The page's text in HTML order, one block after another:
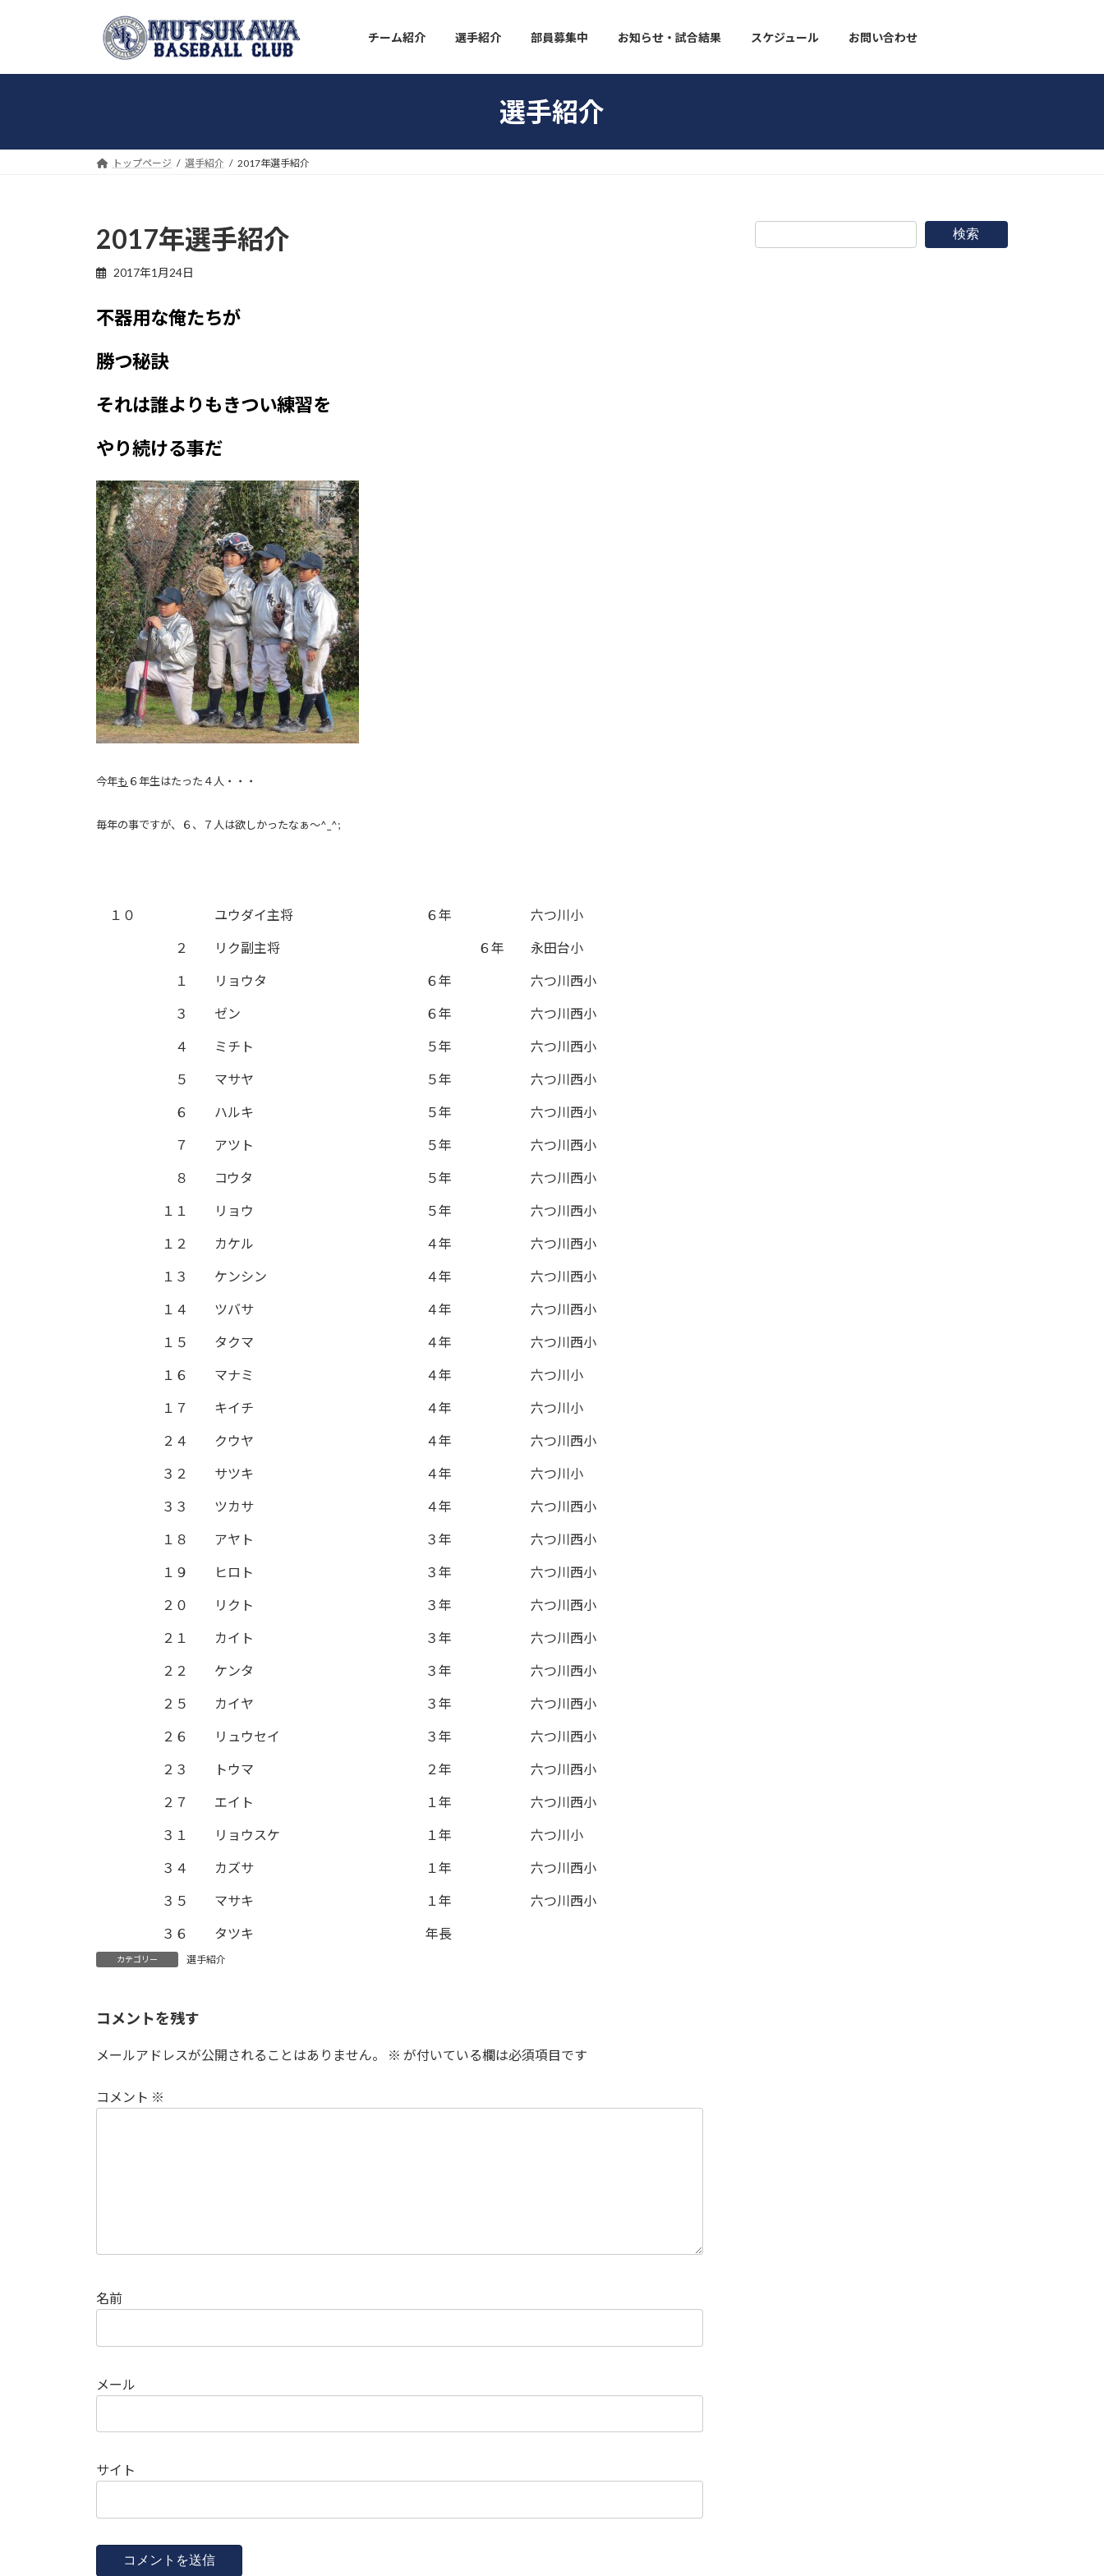
キ
に
チーム紹介 選手紹介 部員募集中 お知らせ・試合結果 スケジュール お問い合わせ
選手紹介
トップページ 選手紹介 2017年選手紹介
2017年選手紹介
2017年1月24日
不器用な俺たちが
勝つ秘訣
それは誰よりもきつい練習を
やり続ける事だ
今年も ６年生はたった４人・・・
毎年の事ですが、６、７人は欲しかったなぁ〜^_^;
１０ ユウダイ主将 ６年 六つ川小
２ リク副主将 ６年 永田台小
１ リョウタ ６年 六つ川西小
３ ゼン ６年 六つ川西小
４ ミチト ５年 六つ川西小
５ マサヤ ５年 六つ川西小
６ ハルキ ５年 六つ川西小
７ アツト ５年 六つ川西小
８ コウタ ５年 六つ川西小
１１ リョウ ５年 六つ川西小
１２ カケル ４年 六つ川西小
１３ ケンシン ４年 六つ川西小
１４ ツバサ ４年 六つ川西小
１５ タクマ ４年 六つ川西小
１６ マナミ ４年 六つ川小
１７ キイチ ４年 六つ川小
２４ クウヤ ４年 六つ川西小
３２ サツキ ４年 六つ川小
３３ ツカサ ４年 六つ川西小
１８ アヤト ３年 六つ川西小
１９ ヒロト ３年 六つ川西小
２０ リクト ３年 六つ川西小
２１ カイト ３年 六つ川西小
２２ ケンタ ３年 六つ川西小
２５ カイヤ ３年 六つ川西小
２６ リュウセイ ３年 六つ川西小
２３ トウマ ２年 六つ川西小
２７ エイト １年 六つ川西小
３１ リョウスケ １年 六つ川小
３４ カズサ １年 六つ川西小
３５ マサキ １年 六つ川西小
３６ タツキ 年長
カテゴリー 選手紹介
コメントを残す
メールアドレスが公開されることはありません。 ※ が付いている欄は必須項目です
コメント ※
名前
メール
サイト
検索